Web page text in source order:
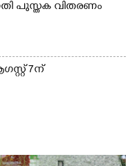
പുസ്തക വിതരണം
7ന്